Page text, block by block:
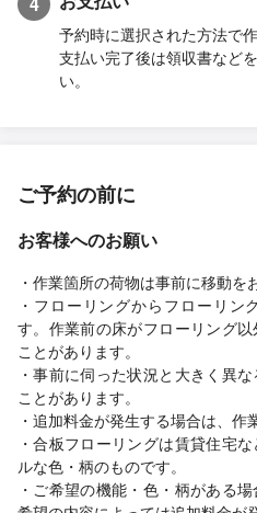
予約時に選択された方法で
支払い完了後は領収書など
い。
ご予約の前に
お客様へのお願い
・作業箇所の荷物は事前に移動を
・フローリングからフローリ
す。作業前の床がフローリング
ことがあります。
・事前に伺った状況と大きく異
ことがあります。
・追加料金が発生する場合は、作
・合板フローリングは賃貸住宅
ルな色・柄のものです。
・ご希望の機能・色・柄がある